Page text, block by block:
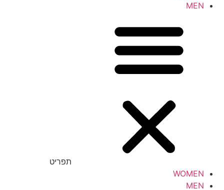
MEN
תפריט
WOMEN
MEN